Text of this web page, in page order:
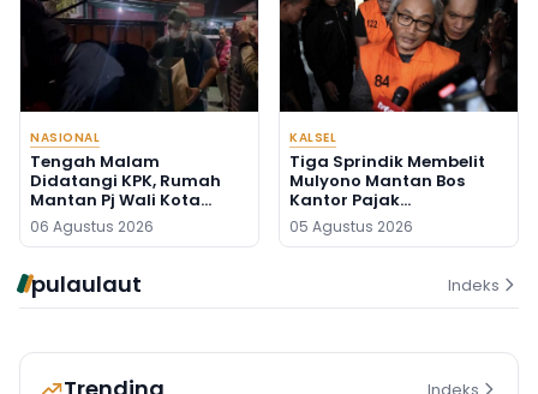
NASIONAL
Tengah Malam
Didatangi KPK, Rumah
Mantan Pj Wali Kota
Digeledah, Empat Koper
Dibawa
06 Agustus 2026
KALSEL
Tiga Sprindik Membelit
Mulyono Mantan Bos
Kantor Pajak
Banjarmasin
05 Agustus 2026
pulaulaut Indeks
Indeks